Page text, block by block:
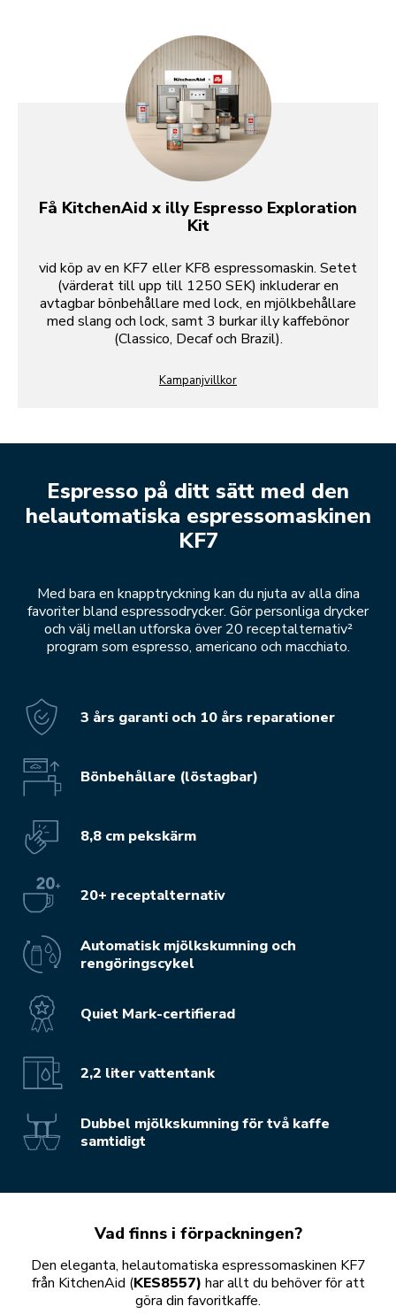
Få KitchenAid x illy Espresso Exploration
Kit
vid köp av en KF7 eller KF8 espressomaskin. Setet
(värderat till upp till 1250 SEK) inkluderar en
avtagbar bönbehållare med lock, en mjölkbehållare
med slang och lock, samt 3 burkar illy kaffebönor
(Classico, Decaf och Brazil).
Kampanjvillkor
Espresso på ditt sätt med den
helautomatiska espressomaskinen
KF7
Med bara en knapptryckning kan du njuta av alla dina
favoriter bland espressodrycker. Gör personliga drycker
och välj mellan utforska över 20 receptalternativ²
program som espresso, americano och macchiato.
3 års garanti och 10 års reparationer
Bönbehållare (löstagbar)
8,8 cm pekskärm
20+ receptalternativ
Automatisk mjölkskumning och
rengöringscykel
Quiet Mark-certifierad
2,2 liter vattentank
Dubbel mjölkskumning för två kaffe
samtidigt
Vad finns i förpackningen?
Den eleganta, helautomatiska espressomaskinen KF7
från KitchenAid (KES8557) har allt du behöver för att
göra din favoritkaffe.